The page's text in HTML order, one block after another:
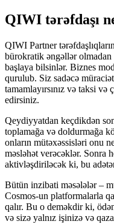
QIWI tərəfdaşı
QIWI Partner
bürokratik əngəllər
başlaya bilsinlər. Biznes
qurulub. Siz sadəcə
tamamlayırsınız və taksi və
edirsiniz.
Qeydiyyatdan keçdikdən
toplamağa və doldurmağa
onların mütəxəssisləri onu
məsləhət verəcəklər. Sonra
aktivləşdiriləcək ki, bu
Bütün inzibati məsələlər –
Cosmos-un platformalarla
qalır. Bu o deməkdir ki,
və sizə yalnız işinizə və